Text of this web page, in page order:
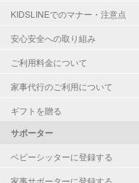
KIDSLINEでのマナー・注意点
安心安全への取り組み
ご利用料金について
家事代行のご利用について
ギフトを贈る
サポーター
ベビーシッターに登録する
家事サポーターに登録する